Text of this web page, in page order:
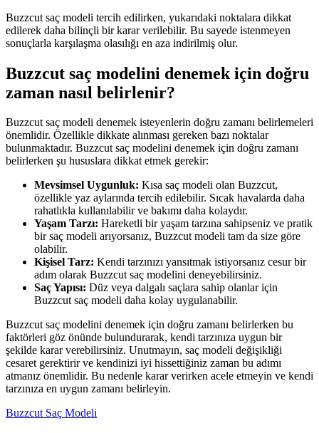
Buzzcut saç modeli tercih edilirken, yukarıdaki noktalara dikkat
edilerek daha bilinçli bir karar verilebilir. Bu sayede istenmeyen
sonuçlarla karşılaşma olasılığı en aza indirilmiş olur.
Buzzcut saç modelini denemek için doğru
zaman nasıl belirlenir?
Buzzcut saç modeli denemek isteyenlerin doğru zamanı belirlemeleri
önemlidir. Özellikle dikkate alınması gereken bazı noktalar
bulunmaktadır. Buzzcut saç modelini denemek için doğru zamanı
belirlerken şu hususlara dikkat etmek gerekir:
Mevsimsel Uygunluk: Kısa saç modeli olan Buzzcut,
özellikle yaz aylarında tercih edilebilir. Sıcak havalarda daha
rahatlıkla kullanılabilir ve bakımı daha kolaydır.
Yaşam Tarzı: Hareketli bir yaşam tarzına sahipseniz ve pratik
bir saç modeli arıyorsanız, Buzzcut modeli tam da size göre
olabilir.
Kişisel Tarz: Kendi tarzınızı yansıtmak istiyorsanız cesur bir
adım olarak Buzzcut saç modelini deneyebilirsiniz.
Saç Yapısı: Düz veya dalgalı saçlara sahip olanlar için
Buzzcut saç modeli daha kolay uygulanabilir.
Buzzcut saç modelini denemek için doğru zamanı belirlerken bu
faktörleri göz önünde bulundurarak, kendi tarzınıza uygun bir
şekilde karar verebilirsiniz. Unutmayın, saç modeli değişikliği
cesaret gerektirir ve kendinizi iyi hissettiğiniz zaman bu adımı
atmanız önemlidir. Bu nedenle karar verirken acele etmeyin ve kendi
tarzınıza en uygun zamanı belirleyin.
Buzzcut Saç Modeli